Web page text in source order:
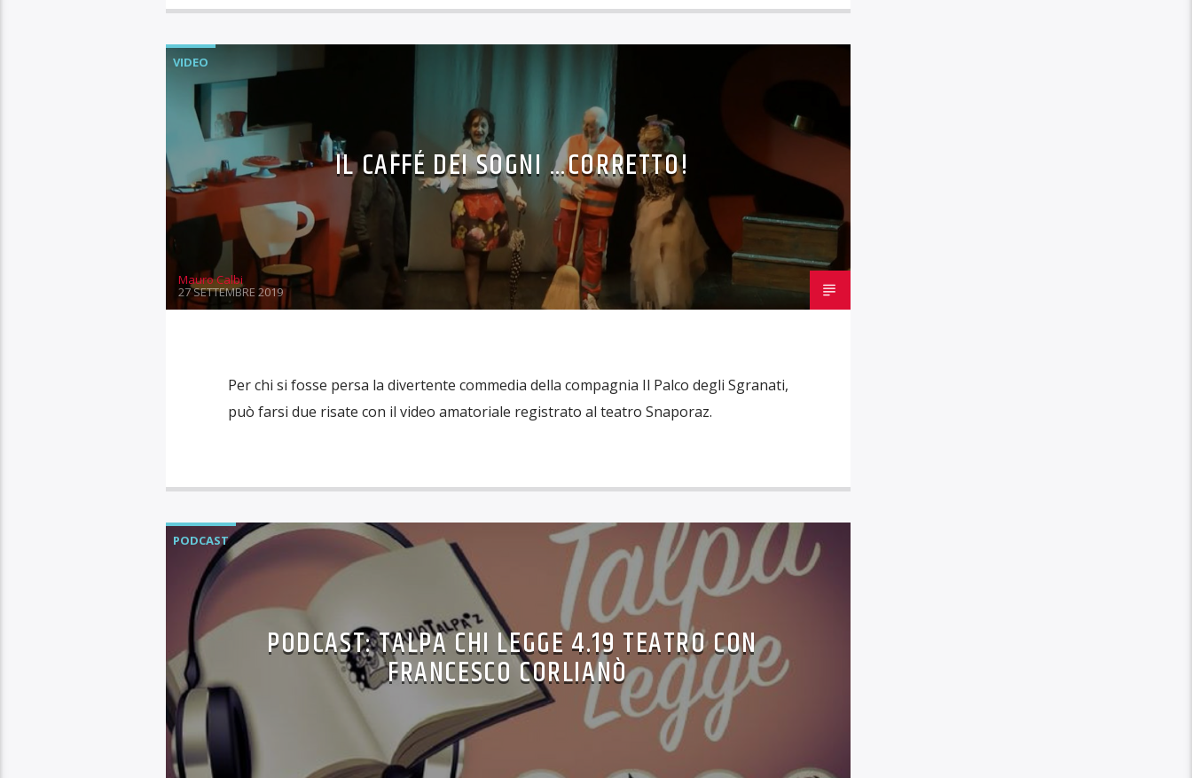
VIDEO
IL CAFFÉ DEI SOGNI …CORRETTO!
Mauro Calbi
27 SETTEMBRE 2019
Per chi si fosse persa la divertente commedia della compagnia Il Palco degli Sgranati,
può farsi due risate con il video amatoriale registrato al teatro Snaporaz.
PODCAST
PODCAST: TALPA CHI LEGGE 4.19 TEATRO CON
FRANCESCO CORLIANÒ